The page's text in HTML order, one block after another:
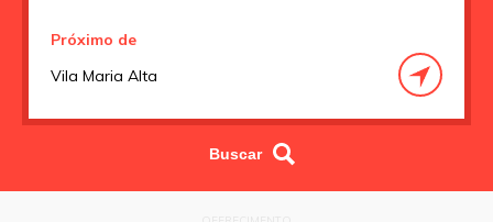
Próximo de